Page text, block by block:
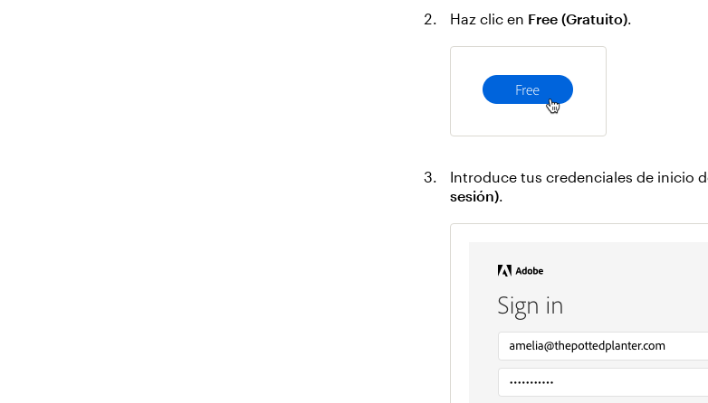
Haz clic en Free (Gratuito).
Introduce tus credenciales de inicio
sesión).